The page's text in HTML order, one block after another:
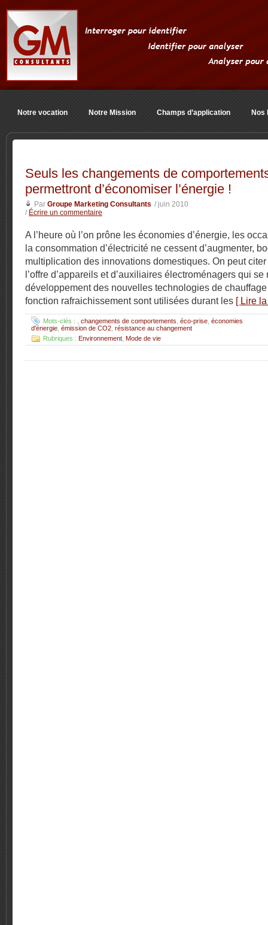
Notre vocation Notre Mission Champs d’application Nos
Seuls les changements de
permettront d’économiser l’énergie !
Par Groupe Marketing Consultants / juin 2010
/ Écrire un commentaire
A l’heure où l’on prône les économies d’énergie, les
la consommation d’électricité ne cessent d’augmenter,
multiplication des innovations domestiques. On peut
l’offre d’appareils et d’auxiliaires électroménagers qui
développement des nouvelles technologies de
fonction rafraichissement sont utilisées durant les [ Lire
Mots-clés : changements de comportements éco-prise économies
d'énergie émission de CO2 résistance au changement
Rubriques : Environnement Mode de vie